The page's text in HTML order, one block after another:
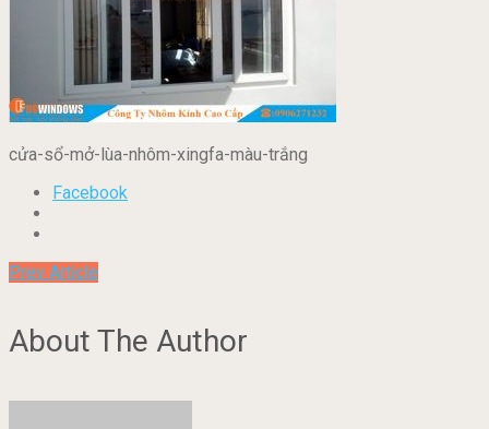
cửa-sổ-mở-lùa-nhôm-xingfa-màu-trắng
Facebook
Prev Article
About The Author